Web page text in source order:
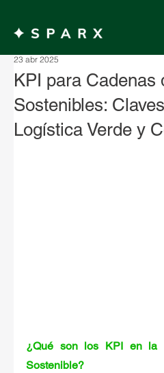
KPI para Cadenas
Sostenibles:
Logística Verde y
23 abr 2025
¿Qué son los KPI en la
Sostenible?